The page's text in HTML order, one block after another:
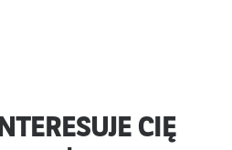
CIĘ